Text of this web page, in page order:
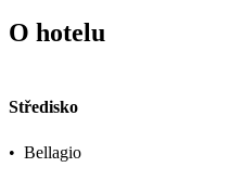
O hotelu
Středisko
• Bellagio